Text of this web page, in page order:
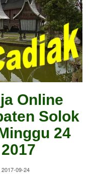
Online
Solok
24
2017-09-24